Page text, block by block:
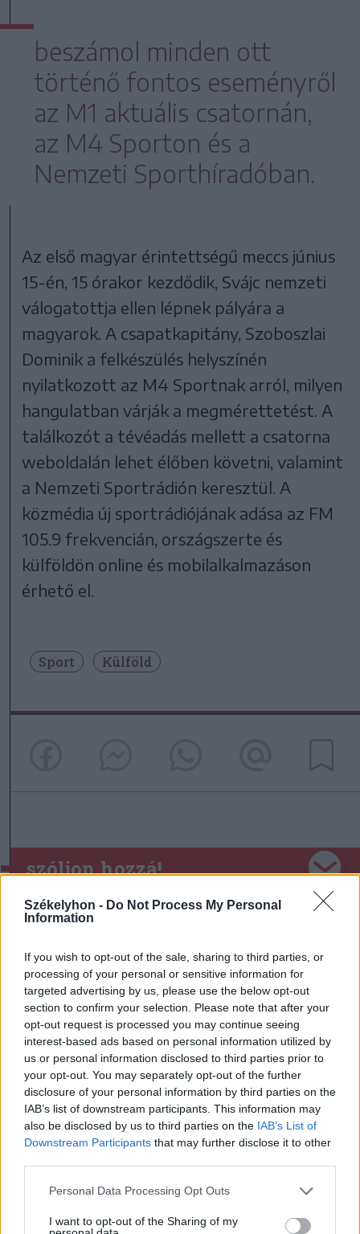
Székelyhon - Do Not Process My Personal
Information
If you wish to opt-out of the sale, sharing to third parties, or
processing of your personal or sensitive information for
targeted advertising by us, please use the below opt-out
section to confirm your selection. Please note that after your
opt-out request is processed you may continue seeing
interest-based ads based on personal information utilized by
us or personal information disclosed to third parties prior to
your opt-out. You may separately opt-out of the further
disclosure of your personal information by third parties on the
IAB’s list of downstream participants. This information may
also be disclosed by us to third parties on the IAB’s List of
Downstream Participants that may further disclose it to other
Personal Data Processing Opt Outs
I want to opt-out of the Sharing of my
beszámol minden ott
történő fontos eseményről
az M1 aktuális csatornán,
az M4 Sporton és a
Nemzeti Sporthíradóban.
Az első magyar érintettségű meccs június
15-én, 15 órakor kezdődik, Svájc nemzeti
válogatottja ellen lépnek pályára a
magyarok. A csapatkapitány, Szoboszlai
Dominik a felkészülés helyszínén
nyilatkozott az M4 Sportnak arról, milyen
hangulatban várják a megmérettetést. A
találkozót a tévéadás mellett a csatorna
weboldalán lehet élőben követni, valamint
a Nemzeti Sportrádión keresztül. A
közmédia új sportrádiójának adása az FM
105.9 frekvencián, országszerte és
külföldön online és mobilalkalmazáson
érhető el.
Sport Külföld
szóljon hozzá!
Ezek is érdekelhetik
Székelyhon
Tizenegy település maradhat
víz nélkül Udvarhelyszéken
Székelyhon
Húsdarálógépbe szorult egy
műtőben